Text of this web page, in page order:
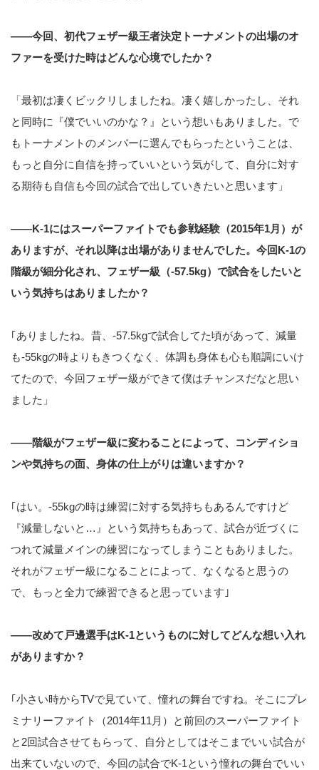
――今回、初代フェザー級王者決定トーナメントの出場のオ
ファーを受けた時はどんな心境でしたか？
「最初は凄くビックリしましたね。凄く嬉しかったし、それ
と同時に『僕でいいのかな？』という想いもありました。で
もトーナメントのメンバーに選んでもらったということは、
もっと自分に自信を持っていいという気がして、自分に対す
る期待も自信も今回の試合で出していきたいと思います」
――K-1にはスーパーファイトでも参戦経験（2015年1月）が
ありますが、それ以降は出場がありませんでした。今回K-1の
階級が細分化され、フェザー級（-57.5kg）で試合をしたいと
いう気持ちはありましたか？
｢ありましたね。昔、-57.5kgで試合してた頃があって、減量
も-55kgの時よりもきつくなく、体調も身体も心も順調にいけ
てたので、今回フェザー級ができて僕はチャンスだなと思い
ました」
――階級がフェザー級に変わることによって、コンディショ
ンや気持ちの面、身体の仕上がりは違いますか？
｢はい。-55kgの時は練習に対する気持ちもあるんですけど
『減量しないと…』という気持ちもあって、試合が近づくに
つれて減量メインの練習になってしまうこともありました。
それがフェザー級になることによって、なくなると思うの
で、もっと全力で練習できると思っています｣
――改めて戸邊選手はK-1というものに対してどんな想い入れ
がありますか？
｢小さい時からTVで見ていて、憧れの舞台ですね。そこにプレ
ミナリーファイト（2014年11月）と前回のスーパーファイト
と2回試合させてもらって、自分としてはそこまでいい試合が
出来ていないので、今回の試合でK-1という憧れの舞台でいい